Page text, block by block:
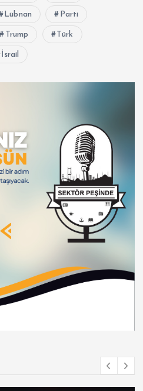
Lübnan Parti
Trump Türk
İsrail